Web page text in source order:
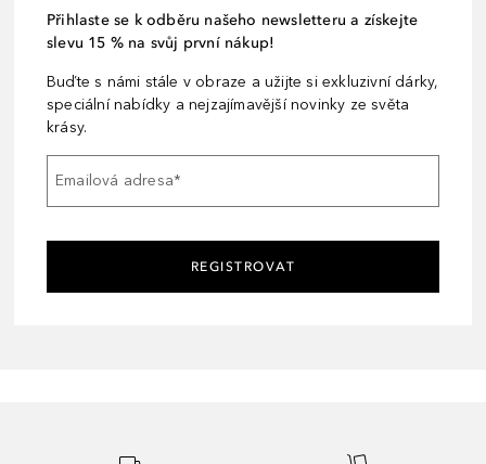
Přihlaste se k odběru našeho newsletteru a získejte
slevu 15 % na svůj první nákup!
Buďte s námi stále v obraze a užijte si exkluzivní dárky,
speciální nabídky a nejzajímavější novinky ze světa
krásy.
Emailová adresa*
REGISTROVAT